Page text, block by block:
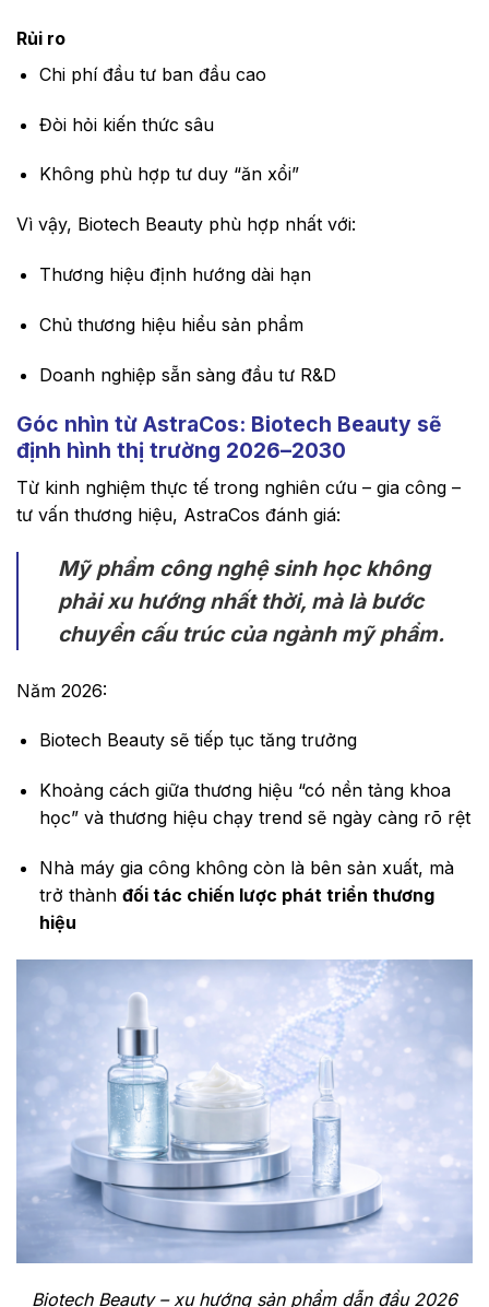
Rủi ro
Chi phí đầu tư ban đầu cao
Đòi hỏi kiến thức sâu
Không phù hợp tư duy “ăn xổi”
Vì vậy, Biotech Beauty phù hợp nhất với:
Thương hiệu định hướng dài hạn
Chủ thương hiệu hiểu sản phẩm
Doanh nghiệp sẵn sàng đầu tư R&D
Góc nhìn từ AstraCos: Biotech Beauty sẽ
định hình thị trường 2026–2030
Từ kinh nghiệm thực tế trong nghiên cứu – gia công –
tư vấn thương hiệu, AstraCos đánh giá:
Mỹ phẩm công nghệ sinh học không
phải xu hướng nhất thời, mà là bước
chuyển cấu trúc của ngành mỹ phẩm.
Năm 2026:
Biotech Beauty sẽ tiếp tục tăng trưởng
Khoảng cách giữa thương hiệu “có nền tảng khoa
học” và thương hiệu chạy trend sẽ ngày càng rõ rệt
Nhà máy gia công không còn là bên sản xuất, mà
trở thành đối tác chiến lược phát triển thương
hiệu
Biotech Beauty – xu hướng sản phẩm dẫn đầu 2026